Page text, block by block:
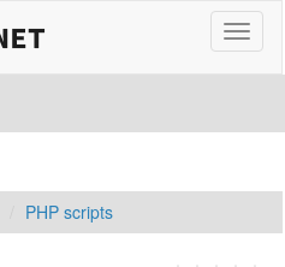
PHP scripts